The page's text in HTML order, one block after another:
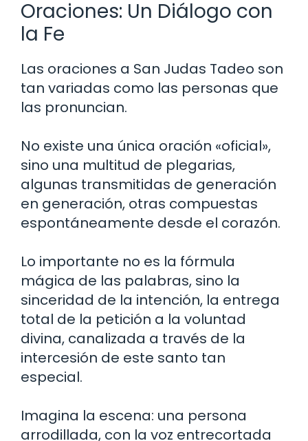
Oraciones: Un Diálogo con
la Fe
Las oraciones a San Judas Tadeo son
tan variadas como las personas que
las pronuncian.
No existe una única oración «oficial»,
sino una multitud de plegarias,
algunas transmitidas de generación
en generación, otras compuestas
espontáneamente desde el corazón.
Lo importante no es la fórmula
mágica de las palabras, sino la
sinceridad de la intención, la entrega
total de la petición a la voluntad
divina, canalizada a través de la
intercesión de este santo tan
especial.
Imagina la escena: una persona
arrodillada, con la voz entrecortada